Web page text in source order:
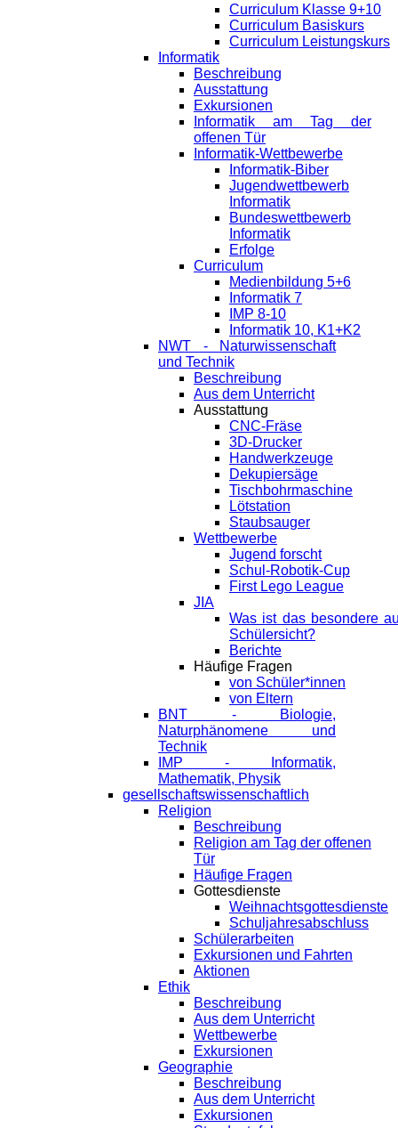
Curriculum Klasse 9+10
Curriculum Basiskurs
Curriculum Leistungskurs
Informatik
Beschreibung
Ausstattung
Exkursionen
Informatik am Tag der
offenen Tür
Informatik-Wettbewerbe
Informatik-Biber
Jugendwettbewerb
Informatik
Bundeswettbewerb
Informatik
Erfolge
Curriculum
Medienbildung 5+6
Informatik 7
IMP 8-10
Informatik 10, K1+K2
NWT - Naturwissenschaft
und Technik
Beschreibung
Aus dem Unterricht
Ausstattung
CNC-Fräse
3D-Drucker
Handwerkzeuge
Dekupiersäge
Tischbohrmaschine
Lötstation
Staubsauger
Wettbewerbe
Jugend forscht
Schul-Robotik-Cup
First Lego League
JIA
Was ist das besondere
Schülersicht?
Berichte
Häufige Fragen
von Schüler*innen
von Eltern
BNT - Biologie,
Naturphänomene und
Technik
IMP - Informatik,
Mathematik, Physik
gesellschaftswissenschaftlich
Religion
Beschreibung
Religion am Tag der offenen
Tür
Häufige Fragen
Gottesdienste
Weihnachtsgottesdienste
Schuljahresabschluss
Schülerarbeiten
Exkursionen und Fahrten
Aktionen
Ethik
Beschreibung
Aus dem Unterricht
Wettbewerbe
Exkursionen
Geographie
Beschreibung
Aus dem Unterricht
Exkursionen